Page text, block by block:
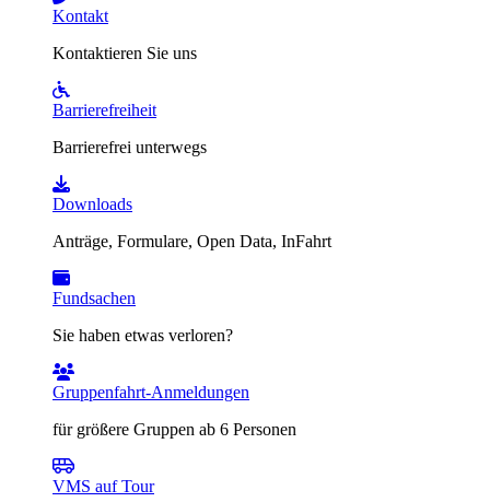
Kontakt
Kontaktieren Sie uns
Barrierefreiheit
Barrierefrei unterwegs
Downloads
Anträge, Formulare, Open Data, InFahrt
Fundsachen
Sie haben etwas verloren?
Gruppenfahrt-Anmeldungen
für größere Gruppen ab 6 Personen
VMS auf Tour